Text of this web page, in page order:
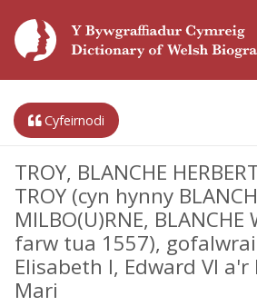
Cyfeirnodi
TROY, BLANCHE
TROY (cyn hynny
MILBO(U)RNE, BLANCHE
farw tua 1557),
Elisabeth I, Edward VI a'r
Mari